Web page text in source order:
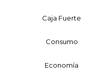
Caja Fuerte
Consumo
Economía